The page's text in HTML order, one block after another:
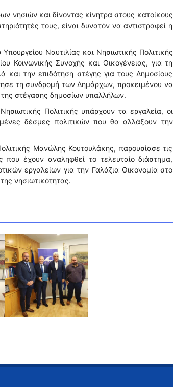
νησιών και δίνοντας κίνητρα στους κατοίκους
τους, είναι δυνατόν να αντιστραφεί η
Ναυτιλίας και Νησιωτικής Πολιτικής
Κοινωνικής Συνοχής και Οικογένειας, για τη
την επιδότηση στέγης για τους Δημοσίους
τη συνδρομή των Δημάρχων, προκειμένου να
στέγασης δημοσίων υπαλλήλων.
Πολιτικής υπάρχουν τα εργαλεία, οι
δέσμες πολιτικών που θα αλλάξουν την
Μανώλης Κουτουλάκης, παρουσίασε τις
που έχουν αναληφθεί το τελευταίο διάστημα,
εργαλείων για την Γαλάζια Οικονομία στο
νησιωτικότητας.